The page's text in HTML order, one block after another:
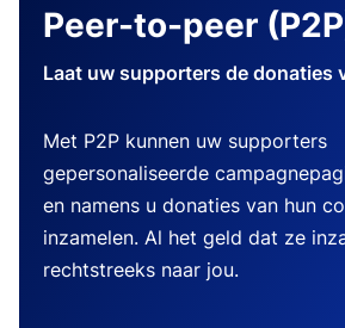
Peer-to-peer
Laat uw supporters de donaties
Met P2P kunnen uw supporters
gepersonaliseerde
en namens u donaties van hun
inzamelen. Al het geld dat ze
rechtstreeks naar jou.